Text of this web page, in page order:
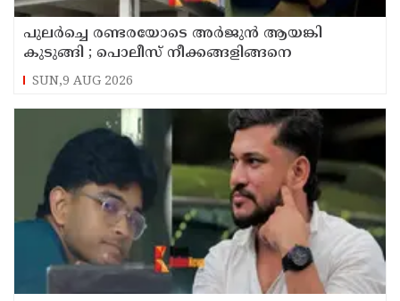
പുലര്‍ച്ചെ രണ്ടരയോടെ അര്‍ജുന്‍ ആയങ്കി
കുടുങ്ങി ; പൊലീസ് നീക്കങ്ങളിങ്ങനെ
SUN,9 AUG 2026